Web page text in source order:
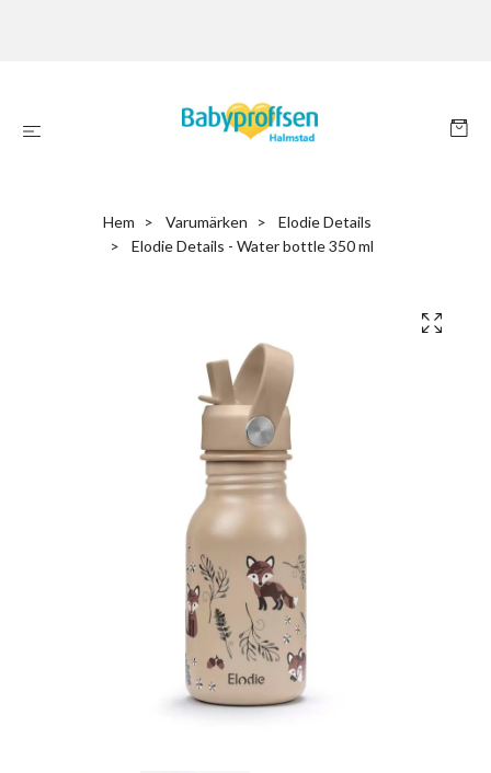
Hem Varumärken
Elodie Details
Elodie Details - Water bottle 350 ml